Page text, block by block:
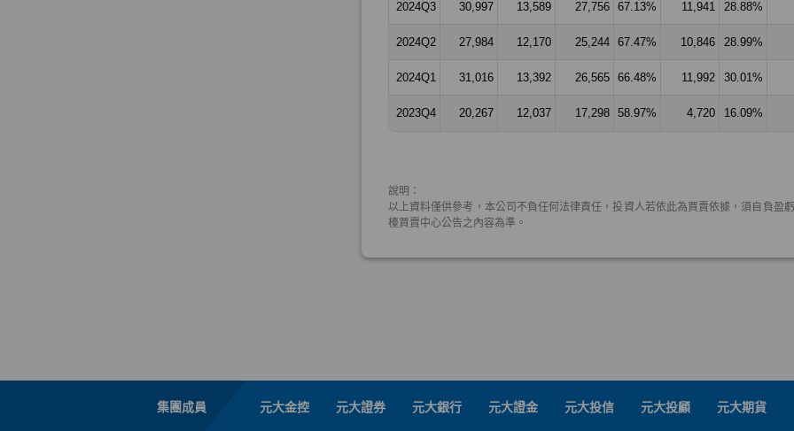
集團成員 元大金控 元大證券 元大銀行 元大證金 元大投信 元大投顧 元大期貨